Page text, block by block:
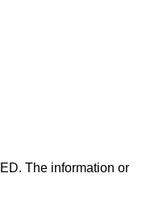
The information or